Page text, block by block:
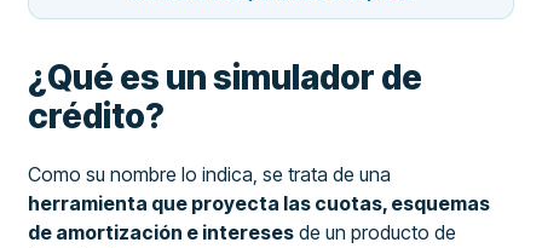
¿Qué es un simulador de
crédito?
Como su nombre lo indica, se trata de una
herramienta que proyecta las cuotas, esquemas
de amortización e intereses de un producto de